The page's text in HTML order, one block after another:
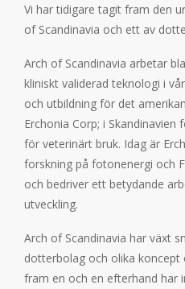
Vi har tidigare tagit fram den
of Scandinavia och ett av
Arch of Scandinavia arbetar
kliniskt validerad teknologi i
och utbildning för det
Erchonia Corp; i
för veterinärt bruk. Idag är
forskning på fotonenergi och
och bedriver ett betydande
utveckling.
Arch of Scandinavia har växt
dotterbolag och olika
fram en och en efterhand har